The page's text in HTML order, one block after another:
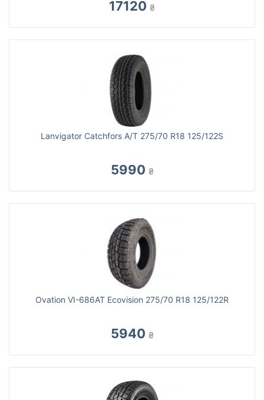
17120 ₴
Lanvigator Catchfors A/T 275/70 R18 125/122S
5990 ₴
Ovation VI-686AT Ecovision 275/70 R18 125/122R
5940 ₴